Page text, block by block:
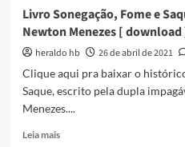
Livro Sonegação, Fome e
Newton Menezes [ download
heraldo hb 26 de abril de 2021
Clique aqui pra baixar o
Saque, escrito pela dupla
Menezes....
Leia maisRead